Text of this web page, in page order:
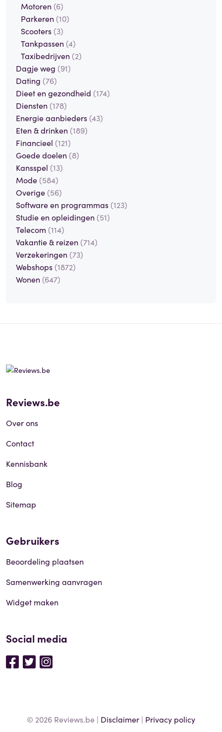
Motoren (6)
Parkeren (10)
Scooters (3)
Tankpassen (4)
Taxibedrijven (2)
Dagje weg (91)
Dating (76)
Dieet en gezondheid (174)
Diensten (178)
Energie aanbieders (43)
Eten & drinken (189)
Financieel (121)
Goede doelen (8)
Kansspel (13)
Mode (584)
Overige (56)
Software en programmas (123)
Studie en opleidingen (51)
Telecom (114)
Vakantie & reizen (714)
Verzekeringen (73)
Webshops (1872)
Wonen (647)
Reviews.be
Over ons
Contact
Kennisbank
Blog
Sitemap
Gebruikers
Beoordeling plaatsen
Samenwerking aanvragen
Widget maken
Social media
© 2026 Reviews.be | Disclaimer | Privacy policy